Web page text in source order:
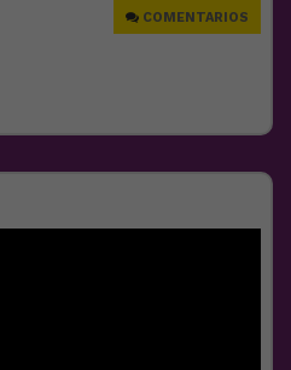
COMENTARIOS